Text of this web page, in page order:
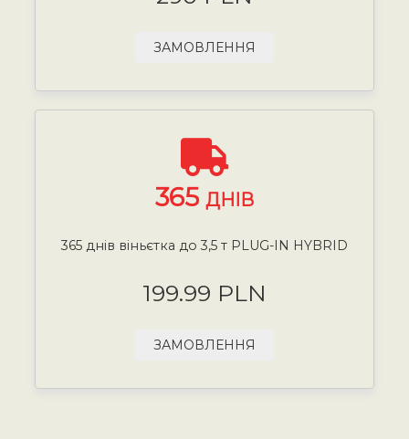
ЗАМОВЛЕННЯ
365 ДНІВ
365 днів віньєтка до 3,5 т PLUG-IN HYBRID
199.99 PLN
ЗАМОВЛЕННЯ